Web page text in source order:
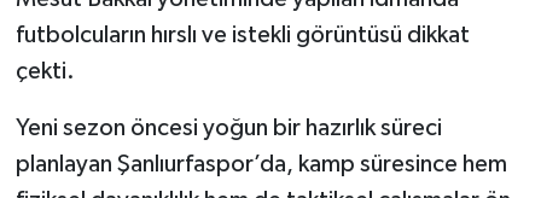
futbolcuların hırslı ve istekli görüntüsü dikkat
çekti.
Yeni sezon öncesi yoğun bir hazırlık süreci
planlayan Şanlıurfaspor’da, kamp süresince hem